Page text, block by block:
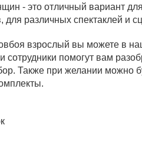
- это отличный вариант
для различных спектаклей и
взрослый вы можете в
помогут вам
Также при желании можно